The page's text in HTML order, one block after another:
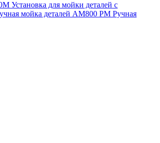
Установка для мойки деталей с
мойка деталей АМ800 РМ Ручная